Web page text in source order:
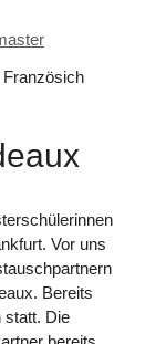
Französich
Vor uns
Bereits
statt. Die